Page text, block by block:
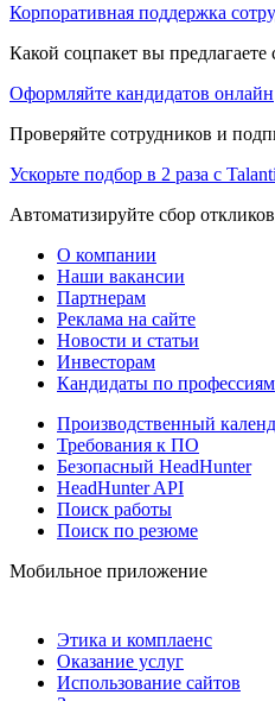
Корпоративная поддержка
Какой соцпакет вы
Оформляйте кандидатов онлайн
Проверяйте сотрудников и
Ускорьте подбор в 2 раза с
Автоматизируйте сбор
О компании
Наши вакансии
Партнерам
Реклама на сайте
Новости и статьи
Инвесторам
Кандидаты по профессиям
Производственный
Требования к ПО
Безопасный HeadHunter
HeadHunter API
Поиск работы
Поиск по резюме
Мобильное приложение
Этика и комплаенс
Оказание услуг
Использование сайтов